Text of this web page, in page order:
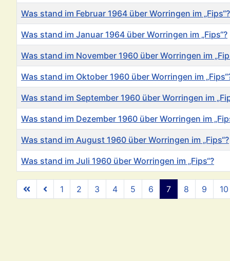
Was stand im Februar 1964 über Worringen im „Fips“?
Was stand im Januar 1964 über Worringen im „Fips“?
Was stand im November 1960 über Worringen im
Was stand im Oktober 1960 über Worringen im
Was stand im September 1960 über Worringen im
Was stand im Dezember 1960 über Worringen im
Was stand im August 1960 über Worringen im „Fips“?
Was stand im Juli 1960 über Worringen im „Fips“?
1 2 3 4 5 6 7 8 9 10